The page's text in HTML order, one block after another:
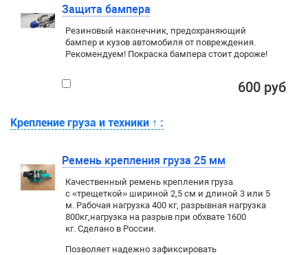
Защита бампера
Резиновый наконечник, предохраняющий
бампер и кузов автомобиля от повреждения.
Рекомендуем! Покраска бампера стоит дороже!
600 руб
Крепление груза и техники ↑ :
Ремень крепления груза 25 мм
Качественный ремень крепления груза
с «трещеткой» шириной 2,5 см и длиной 3 или 5
м. Рабочая нагрузка 400 кг, разрывная нагрузка
800кг,нагрузка на разрыв при обхвате 1600
кг. Сделано в России.
Позволяет надежно зафиксировать